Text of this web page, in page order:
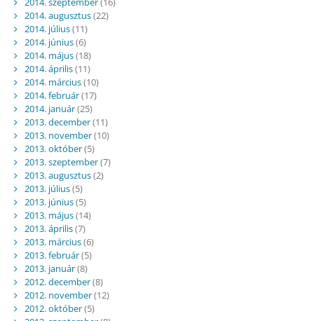
2014. augusztus(22)
2014. július(11)
2014. június(6)
2014. május(18)
2014. április(11)
2014. március(10)
2014. február(17)
2014. január(25)
2013. december(11)
2013. november(10)
2013. október(5)
2013. szeptember(7)
2013. augusztus(2)
2013. július(5)
2013. június(5)
2013. május(14)
2013. április(7)
2013. március(6)
2013. február(5)
2013. január(8)
2012. december(8)
2012. november(12)
2012. október(5)